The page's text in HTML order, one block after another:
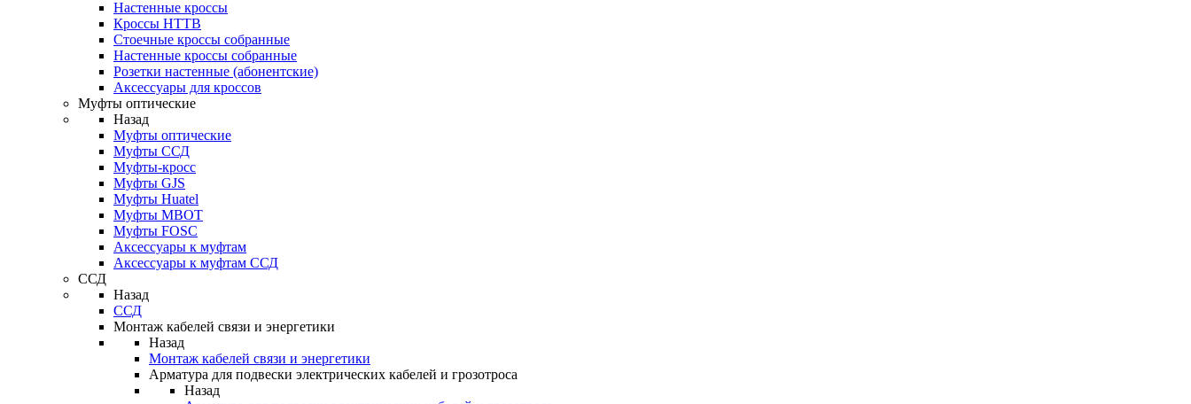
Настенные кроссы
Кроссы HTTB
Стоечные кроссы собранные
Настенные кроссы собранные
Розетки настенные (абонентские)
Аксессуары для кроссов
Муфты оптические
Назад
Муфты оптические
Муфты ССД
Муфты-кросс
Муфты GJS
Муфты Huatel
Муфты МВОТ
Муфты FOSC
Аксессуары к муфтам
Аксессуары к муфтам ССД
ССД
Назад
ССД
Монтаж кабелей связи и энергетики
Назад
Монтаж кабелей связи и энергетики
Арматура для подвески электрических кабелей и грозотроса
Назад